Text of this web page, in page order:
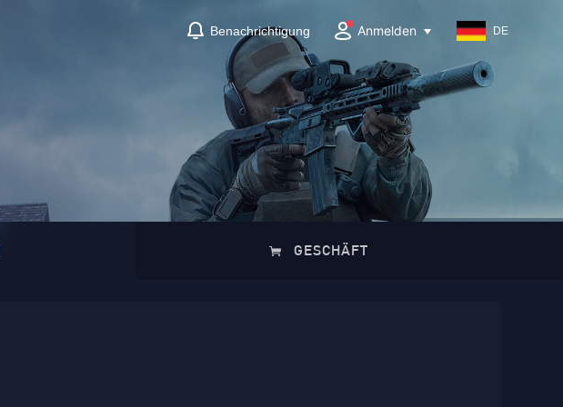
Benachrichtigung Anmelden DE
GESCHÄFT